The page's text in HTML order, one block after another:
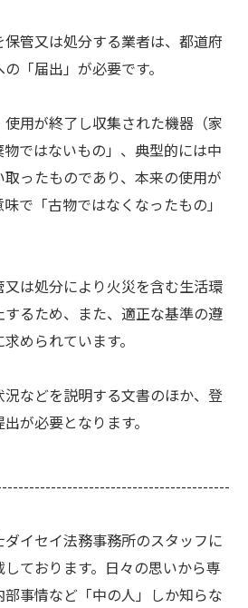
保管又は処分する業者は、都道府
「届出」が必要です。
用が終了し収集された機器（家
ではないもの」、典型的には中
ったものであり、本来の使用が
で「古物ではなくなったもの」
又は処分により火災を含む生活環
るため、また、適正な基準の遵
められています。
などを説明する文書のほか、登
が必要となります。
イセイ法務事務所のスタッフに
ております。日々の思いから専
事情など「中の人」しか知らな